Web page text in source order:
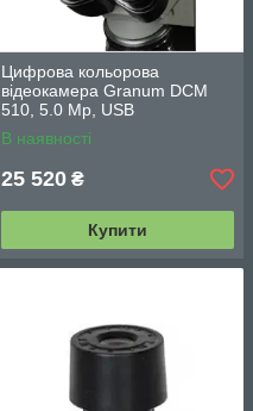
Цифрова кольорова
відеокамера Granum DCM
510, 5.0 Мр, USB
В наявності
25 520 ₴
Купити